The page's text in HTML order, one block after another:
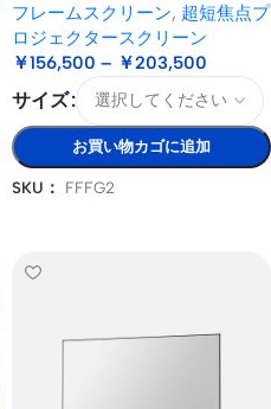
フレームスクリーン, 超短焦点プ
ロジェクタースクリーン
￥156,500 – ￥203,500
サイズ
お買い物カゴに追加
SKU： FFFG2